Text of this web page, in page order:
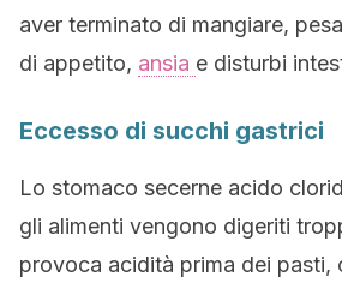
aver terminato di mangiare,
di appetito, ansia e disturbi
Eccesso di succhi gastrici
Lo stomaco secerne acido
gli alimenti vengono digeriti
provoca acidità prima dei pasti,